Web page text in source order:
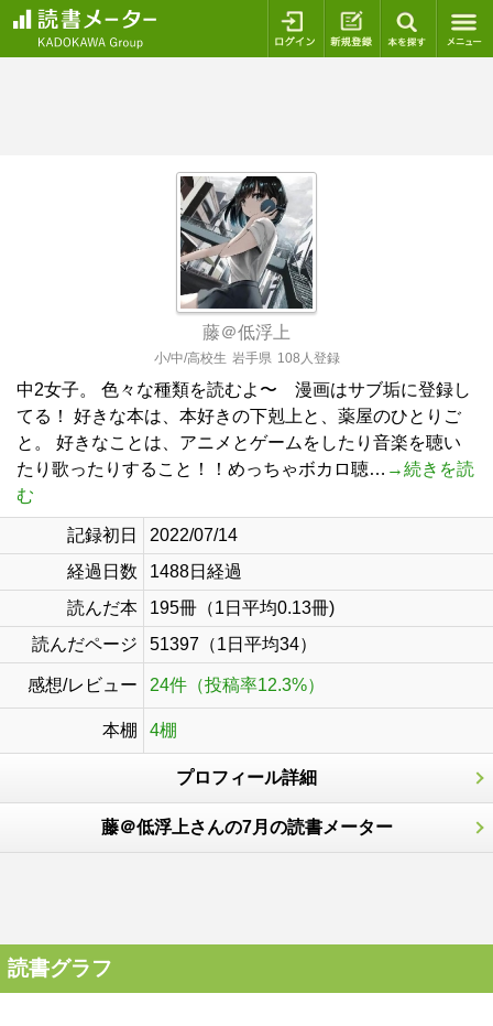
ログイン 新規登録
藤＠低浮上
小/中/高校生 岩手県 108人登録
中2女子。 色々な種類を読むよ〜 漫画はサブ垢に登録し
てる！ 好きな本は、本好きの下剋上と、薬屋のひとりご
と。 好きなことは、アニメとゲームをしたり音楽を聴い
たり歌ったりすること！！めっちゃボカロ聴… →続きを読
む
記録初日
2022/07/14
経過日数
1488日経過
読んだ本
195冊（1日平均0.13冊)
読んだページ
51397（1日平均34）
感想/レビュー 24件（投稿率12.3%）
本棚 4棚
プロフィール詳細
藤＠低浮上さんの7月の読書メーター
読書グラフ